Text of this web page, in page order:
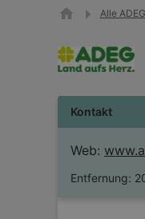
Alle
Kontakt
Web:
Entfernung: